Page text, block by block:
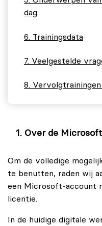
dag
Trainingsdata
Veelgestelde
Over de
Om de volledige
te benutten, raden wij
een Microsoft-account
licentie.
In de huidige digitale